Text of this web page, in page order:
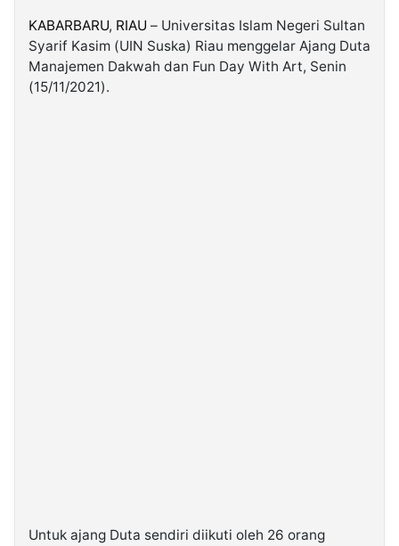
Kabarbaru.co
KABARBARU, RIAU – Universitas Islam Negeri Sultan
Syarif Kasim (UIN Suska) Riau menggelar Ajang Duta
Manajemen Dakwah dan Fun Day With Art, Senin
(15/11/2021).
Untuk ajang Duta sendiri diikuti oleh 26 orang